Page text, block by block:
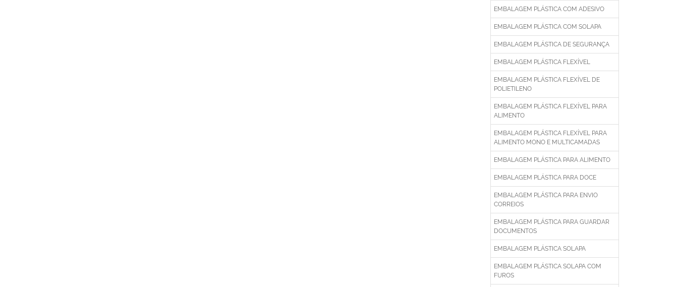
EMBALAGEM PLÁSTICA COM ADESIVO
EMBALAGEM PLÁSTICA COM SOLAPA
EMBALAGEM PLÁSTICA DE SEGURANÇA
EMBALAGEM PLÁSTICA FLEXÍVEL
EMBALAGEM PLÁSTICA FLEXÍVEL DE
POLIETILENO
EMBALAGEM PLÁSTICA FLEXÍVEL PARA
ALIMENTO
EMBALAGEM PLÁSTICA FLEXÍVEL PARA
ALIMENTO MONO E MULTICAMADAS
EMBALAGEM PLÁSTICA PARA ALIMENTO
EMBALAGEM PLÁSTICA PARA DOCE
EMBALAGEM PLÁSTICA PARA ENVIO
CORREIOS
EMBALAGEM PLÁSTICA PARA GUARDAR
DOCUMENTOS
EMBALAGEM PLÁSTICA SOLAPA
EMBALAGEM PLÁSTICA SOLAPA COM
FUROS